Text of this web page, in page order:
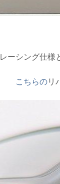
レーシング仕様
こちらのリ